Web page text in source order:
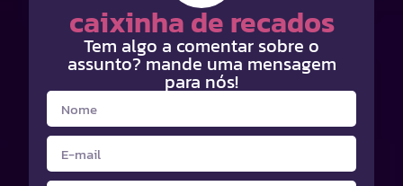
caixinha de recados
Tem algo a comentar sobre o
assunto? mande uma mensagem
para nós!